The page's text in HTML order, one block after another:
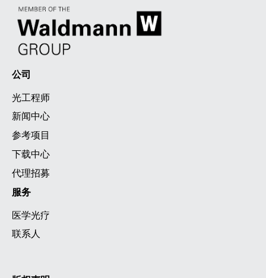
公司
光工程师
新闻中心
参考项目
下载中心
代理招募
服务
医学光疗
联系人